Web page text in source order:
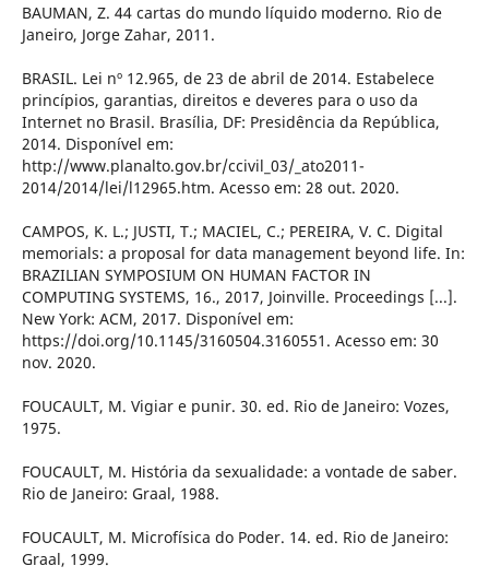
BAUMAN, Z. 44 cartas do mundo líquido moderno. Rio de
Janeiro, Jorge Zahar, 2011.
BRASIL. Lei nº 12.965, de 23 de abril de 2014. Estabelece
princípios, garantias, direitos e deveres para o uso da
Internet no Brasil. Brasília, DF: Presidência da República,
2014. Disponível em:
http://www.planalto.gov.br/ccivil_03/_ato2011-
2014/2014/lei/l12965.htm. Acesso em: 28 out. 2020.
CAMPOS, K. L.; JUSTI, T.; MACIEL, C.; PEREIRA, V. C. Digital
memorials: a proposal for data management beyond life. In:
BRAZILIAN SYMPOSIUM ON HUMAN FACTOR IN
COMPUTING SYSTEMS, 16., 2017, Joinville. Proceedings [...].
New York: ACM, 2017. Disponível em:
https://doi.org/10.1145/3160504.3160551. Acesso em: 30
nov. 2020.
FOUCAULT, M. Vigiar e punir. 30. ed. Rio de Janeiro: Vozes,
1975.
FOUCAULT, M. História da sexualidade: a vontade de saber.
Rio de Janeiro: Graal, 1988.
FOUCAULT, M. Microfísica do Poder. 14. ed. Rio de Janeiro:
Graal, 1999.